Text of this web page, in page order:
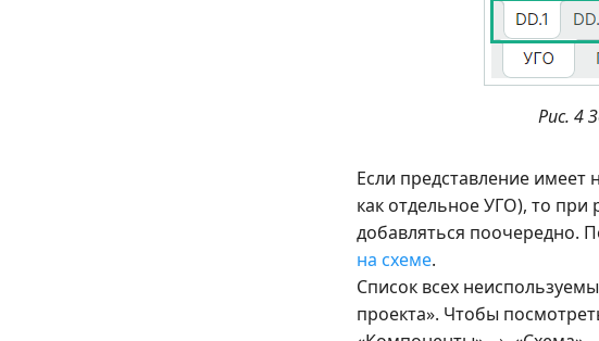
Рис. 4
Если представление имеет
как отдельное УГО), то
добавляться поочередно.
на схеме.
Список всех
проекта». Чтобы